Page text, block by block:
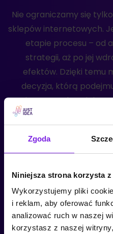
Zgoda
Niniejsza strona korzysta
Wykorzystujemy pliki
i reklam, aby oferować
analizować ruch w naszej
korzystasz z naszej
Nie ograniczamy się
sklepów internetowych.
etapie procesu – od
strategii, aż po jej
efektów. Dzięki temu
decyzja, którą
i ma na celu
to podejście, które
realne i niekiedy
Agencja